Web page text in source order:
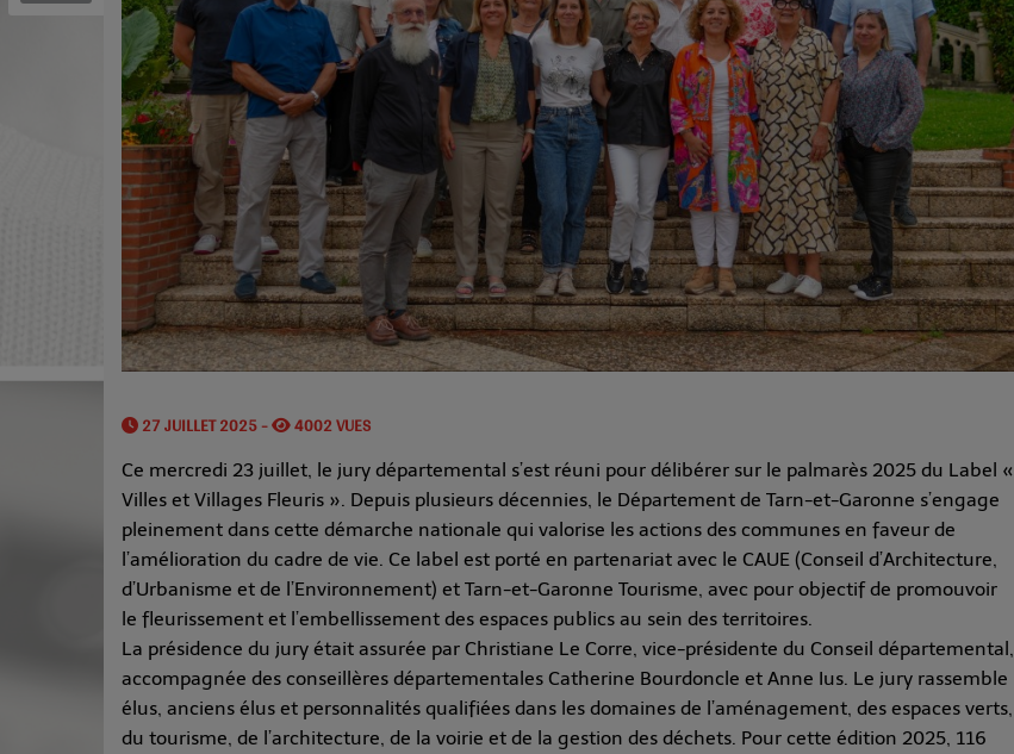
27 JUILLET 2025 - 4002 VUES
Ce mercredi 23 juillet, le jury départemental s’est réuni pour délibérer sur le palmarès 2025 du Label «
Villes et Villages Fleuris ». Depuis plusieurs décennies, le Département de Tarn-et-Garonne s’engage
pleinement dans cette démarche nationale qui valorise les actions des communes en faveur de
l’amélioration du cadre de vie. Ce label est porté en partenariat avec le CAUE (Conseil d’Architecture,
d’Urbanisme et de l’Environnement) et Tarn-et-Garonne Tourisme, avec pour objectif de promouvoir
le fleurissement et l’embellissement des espaces publics au sein des territoires.
La présidence du jury était assurée par Christiane Le Corre, vice-présidente du Conseil départemental,
accompagnée des conseillères départementales Catherine Bourdoncle et Anne Ius. Le jury rassemble
élus, anciens élus et personnalités qualifiées dans les domaines de l’aménagement, des espaces verts,
du tourisme, de l’architecture, de la voirie et de la gestion des déchets. Pour cette édition 2025, 116